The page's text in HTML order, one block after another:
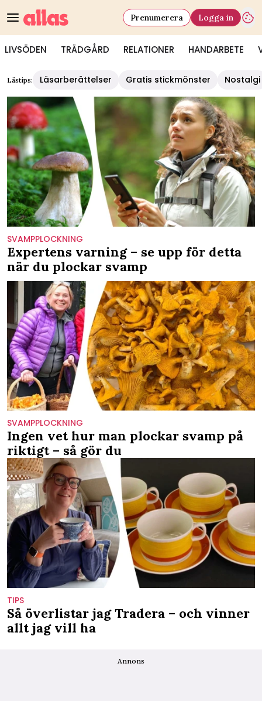
LIVSÖDEN TRÄDGÅRD RELATIONER HANDARBETE
Prenumerera Logga in
Lästips: Läsarberättelser Gratis stickmönster Nostalgi
SVAMPPLOCKNING
Expertens varning – se upp för detta
när du plockar svamp
SVAMPPLOCKNING
Ingen vet hur man plockar svamp på
riktigt – så gör du
TIPS
Så överlistar jag Tradera – och vinner
allt jag vill ha
Annons